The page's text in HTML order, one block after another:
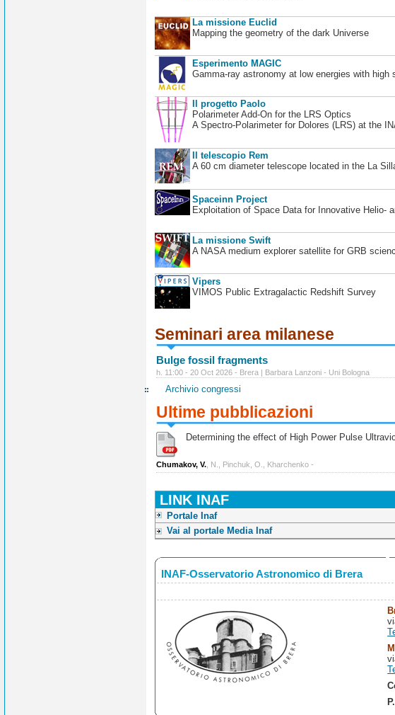
La missione Euclid
Mapping the geometry of the dark Universe
Esperimento MAGIC
Gamma-ray astronomy at low energies with high
Il progetto Paolo
Polarimeter Add-On for the LRS Optics
A Spectro-Polarimeter for Dolores (LRS) at the
Il telescopio Rem
A 60 cm diameter telescope located in the La
Spaceinn Project
Exploitation of Space Data for Innovative Helio-
La missione Swift
A NASA medium explorer satellite for GRB
Vipers
VIMOS Public Extragalactic Redshift Survey
Seminari area milanese
Bulge fossil fragments
h. 11:00 - 20 Oct 2026 - Brera | Barbara Lanzoni - Uni Bologna
Archivio congressi
Ultime pubblicazioni
Determining the effect of High Power Pulse
Chumakov, V. , N., Pinchuk, O., Kharchenko -
LINK INAF
Portale Inaf
Vai al portale Media Inaf
INAF-Osservatorio Astronomico di Brera